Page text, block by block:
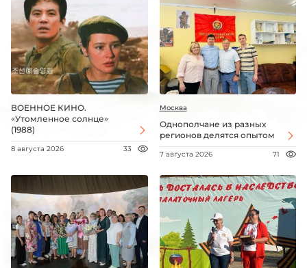
ВОЕННОЕ КИНО.
«Утомленное солнце»
(1988)
8 августа 2026 33
Москва
Однополчане из разных
регионов делятся опытом
7 августа 2026 71